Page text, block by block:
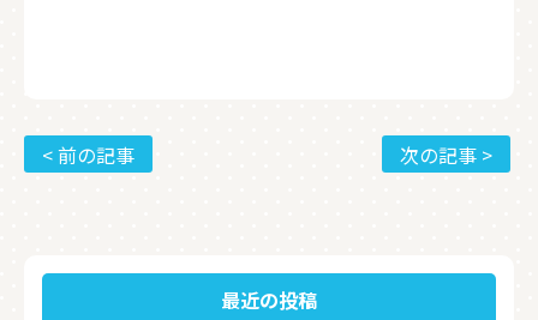
< 前の記事 次の記事 >
最近の投稿